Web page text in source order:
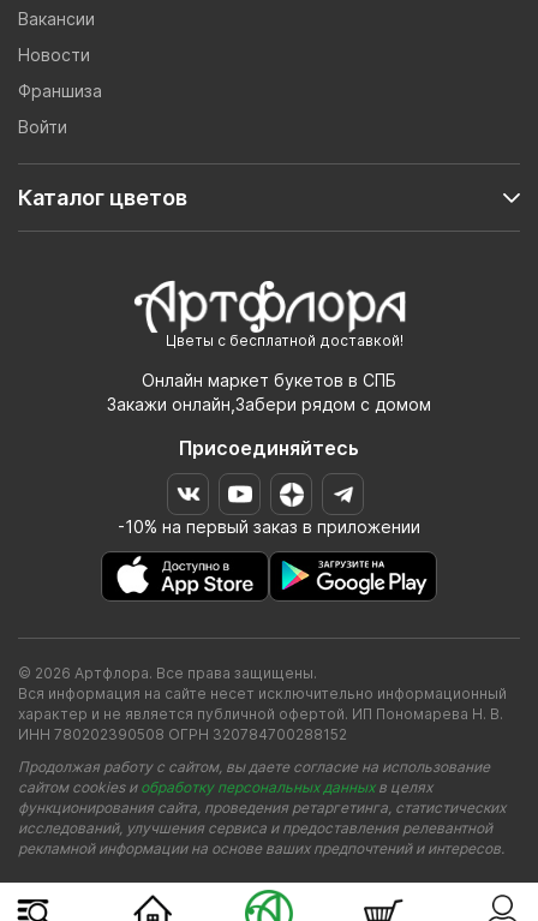
Цветы с бесплатной доставкой!
Онлайн маркет букетов в СПБ
Закажи онлайн,Забери рядом с домом
Присоединяйтесь
-10% на первый заказ в приложении
Вакансии
Новости
Франшиза
Войти
Каталог цветов
© 2026 Артфлора. Все права защищены.
Вся информация на сайте несет исключительно информационный
характер и не является публичной офертой. ИП Пономарева Н. В.
ИНН 780202390508 ОГРН 320784700288152
Продолжая работу с сайтом, вы даете согласие на использование
сайтом cookies и обработку персональных данныхв целях
функционирования сайта, проведения ретаргетинга, статистических
исследований, улучшения сервиса и предоставления релевантной
рекламной информации на основе ваших предпочтений и интересов.